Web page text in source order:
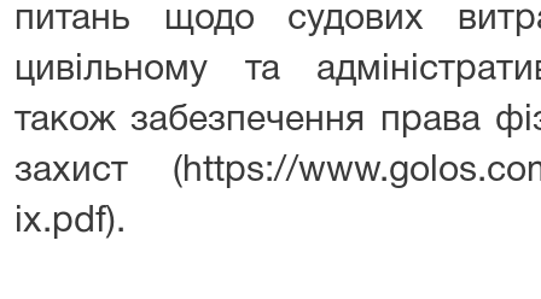
питань щодо судових
цивільному та
також забезпечення права
захист (https://
ix.pdf).